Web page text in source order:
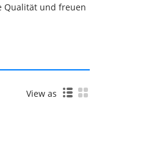
Qualität und freuen
View as